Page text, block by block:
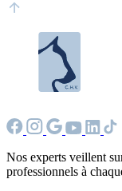
Nos experts veillent
professionnels à